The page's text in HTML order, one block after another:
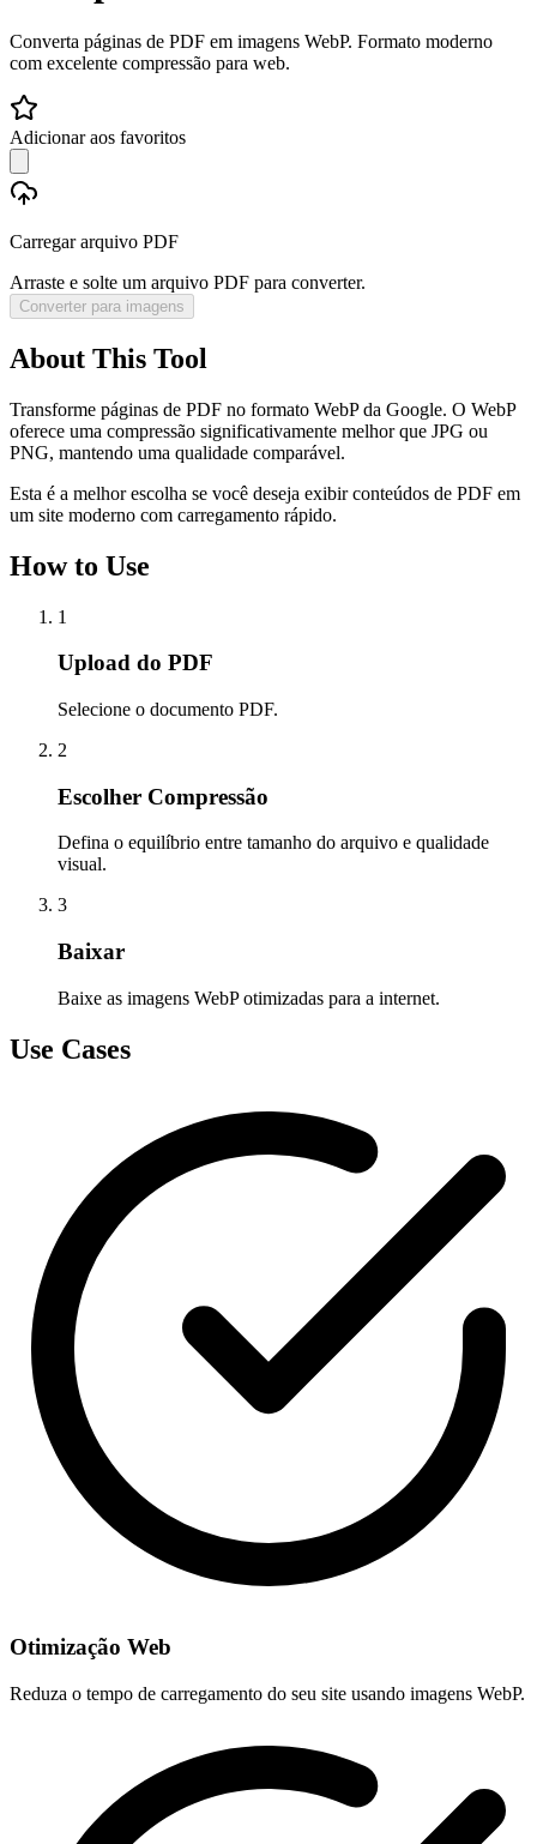
Converta páginas de PDF em imagens WebP. Formato moderno
com excelente compressão para web.
Adicionar aos favoritos
Carregar arquivo PDF
Arraste e solte um arquivo PDF para converter.
Converter para imagens
About This Tool
Transforme páginas de PDF no formato WebP da Google. O WebP
oferece uma compressão significativamente melhor que JPG ou
PNG, mantendo uma qualidade comparável.
Esta é a melhor escolha se você deseja exibir conteúdos de PDF em
um site moderno com carregamento rápido.
How to Use
1
Upload do PDF
Selecione o documento PDF.
2
Escolher Compressão
Defina o equilíbrio entre tamanho do arquivo e qualidade
visual.
3
Baixar
Baixe as imagens WebP otimizadas para a internet.
Use Cases
Otimização Web
Reduza o tempo de carregamento do seu site usando imagens WebP.